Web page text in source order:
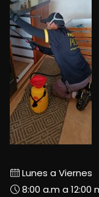
Lunes a Viernes
8:00 a.m a 12:00